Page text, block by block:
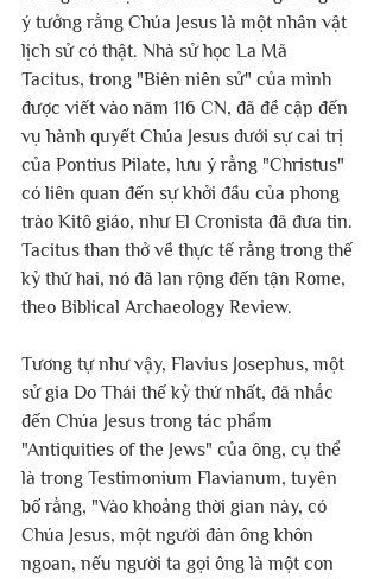
ý tưởng rằng Chúa Jesus là một nhân vật
lịch sử có thật. Nhà sử học La Mã
Tacitus, trong "Biên niên sử" của mình
được viết vào năm 116 CN, đã đề cập đến
vụ hành quyết Chúa Jesus dưới sự cai trị
của Pontius Pilate, lưu ý rằng "Christus"
có liên quan đến sự khởi đầu của phong
trào Kitô giáo, như El Cronista đã đưa tin.
Tacitus than thở về thực tế rằng trong thế
kỷ thứ hai, nó đã lan rộng đến tận Rome,
theo Biblical Archaeology Review.
Tương tự như vậy, Flavius ​​Josephus, một
sử gia Do Thái thế kỷ thứ nhất, đã nhắc
đến Chúa Jesus trong tác phẩm
"Antiquities of the Jews" của ông, cụ thể
là trong Testimonium Flavianum, tuyên
bố rằng, "Vào khoảng thời gian này, có
Chúa Jesus, một người đàn ông khôn
ngoan, nếu người ta gọi ông là một con